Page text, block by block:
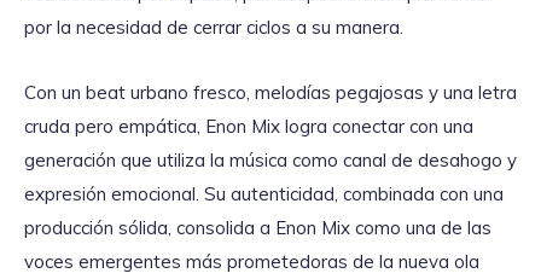
por la necesidad de cerrar ciclos a su manera.
Con un beat urbano fresco, melodías pegajosas y una letra
cruda pero empática, Enon Mix logra conectar con una
generación que utiliza la música como canal de desahogo y
expresión emocional. Su autenticidad, combinada con una
producción sólida, consolida a Enon Mix como una de las
voces emergentes más prometedoras de la nueva ola